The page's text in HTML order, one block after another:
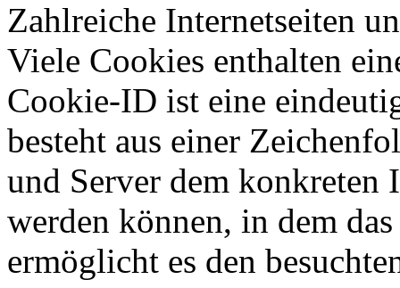
Zahlreiche Internetseiten
Viele Cookies enthalten
Cookie-ID ist eine
besteht aus einer
und Server dem konkreten
werden können, in dem
ermöglicht es den